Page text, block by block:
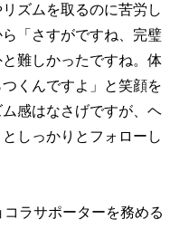
ズムを取るのに苦労し
「さすがですね、完璧
難しかったですね。体
くんですよ」と笑顔を
感はなさげですが、ヘ
しっかりとフォローし
ラサポーターを務める